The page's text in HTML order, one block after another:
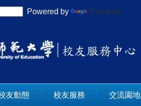
Powered by Translate
友動態 校友服務 交流園地